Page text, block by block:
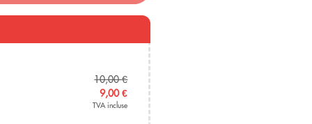
10,00€
9,00€
TVA incluse